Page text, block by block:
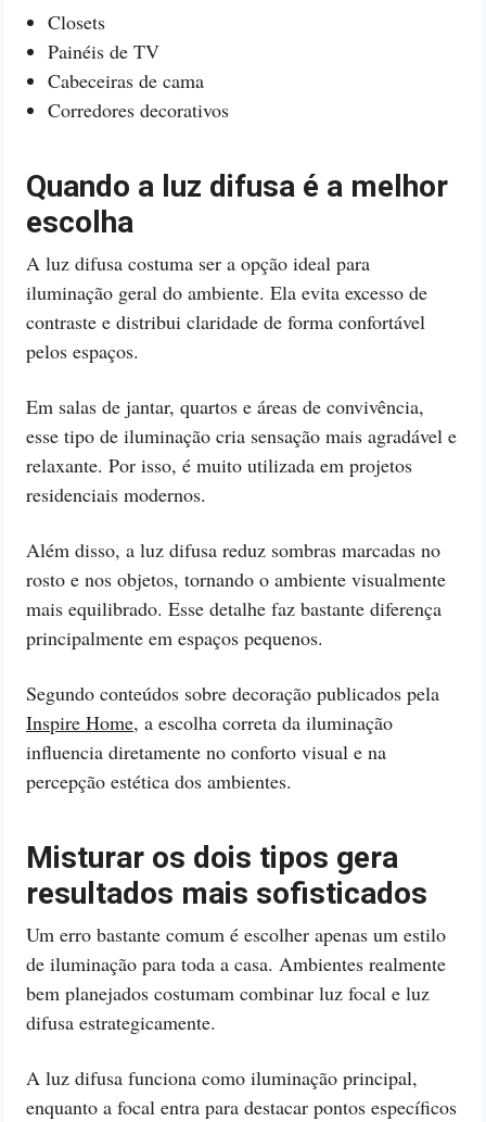
Closets
Painéis de TV
Cabeceiras de cama
Corredores decorativos
Quando a luz difusa é a melhor
escolha
A luz difusa costuma ser a opção ideal para
iluminação geral do ambiente. Ela evita excesso de
contraste e distribui claridade de forma confortável
pelos espaços.
Em salas de jantar, quartos e áreas de convivência,
esse tipo de iluminação cria sensação mais agradável e
relaxante. Por isso, é muito utilizada em projetos
residenciais modernos.
Além disso, a luz difusa reduz sombras marcadas no
rosto e nos objetos, tornando o ambiente visualmente
mais equilibrado. Esse detalhe faz bastante diferença
principalmente em espaços pequenos.
Segundo conteúdos sobre decoração publicados pela
Inspire Home, a escolha correta da iluminação
influencia diretamente no conforto visual e na
percepção estética dos ambientes.
Misturar os dois tipos gera
resultados mais sofisticados
Um erro bastante comum é escolher apenas um estilo
de iluminação para toda a casa. Ambientes realmente
bem planejados costumam combinar luz focal e luz
difusa estrategicamente.
A luz difusa funciona como iluminação principal,
enquanto a focal entra para destacar pontos específicos